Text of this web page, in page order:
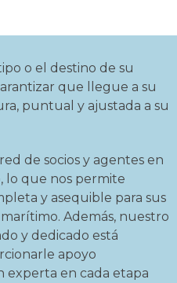
o el destino de su
que llegue a su
puntual y ajustada a su
de socios y agentes en
lo que nos permite
y asequible para sus
Además, nuestro
y dedicado está
apoyo
experta en cada etapa